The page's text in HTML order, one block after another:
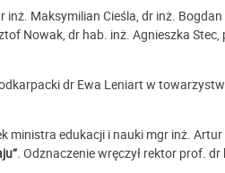
Maksymilian Cieśla, dr inż.
Nowak, dr hab. inż. Agnieszka
dr Ewa Leniart w
edukacji i nauki mgr inż.
. Odznaczenie wręczył rektor prof.